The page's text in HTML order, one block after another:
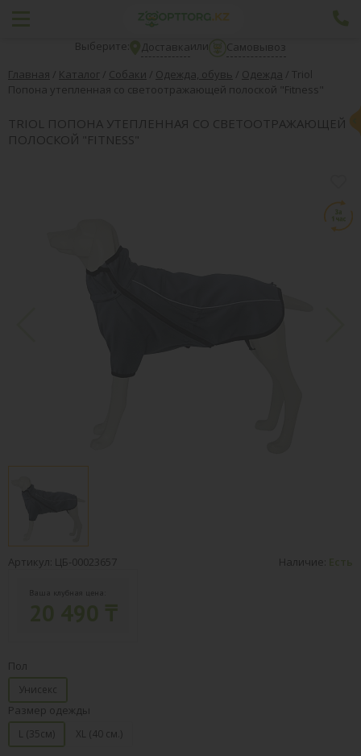
Выберите: Доставкаили
Самовывоз
Главная / Каталог / Собаки / Одежда, обувь / Одежда / Triol
Попона утепленная со светоотражающей полоской "Fitness"
TRIOL ПОПОНА УТЕПЛЕННАЯ СО СВЕТООТРАЖАЮЩЕЙ
ПОЛОСКОЙ "FITNESS"
Артикул: ЦБ-00023657 Наличие: Есть
Ваша клубная цена:
Пол
Унисекс
Размер одежды
L (35см) XL (40 см.)